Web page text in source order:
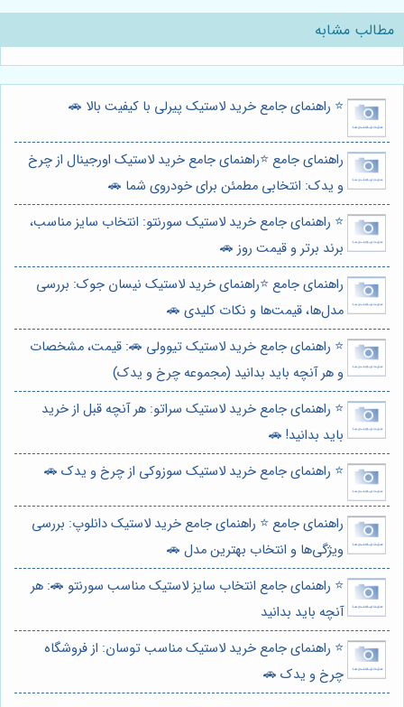
مطالب مشابه
⭐️ راهنمای جامع خرید لاستیک پیرلی با کیفیت بالا 🚗
راهنمای جامع ⭐️راهنمای جامع خرید لاستیک اورجینال از چرخ
و یدک: انتخابی مطمئن برای خودروی شما 🚗
⭐️ راهنمای جامع خرید لاستیک سورنتو: انتخاب سایز مناسب،
برند برتر و قیمت روز 🚗
راهنمای جامع ⭐️راهنمای خرید لاستیک نیسان جوک: بررسی
مدل‌ها، قیمت‌ها و نکات کلیدی 🚗
⭐️ راهنمای جامع خرید لاستیک تیوولی 🚗: قیمت، مشخصات
و هر آنچه باید بدانید (مجموعه چرخ و یدک)
⭐️ راهنمای جامع خرید لاستیک سراتو: هر آنچه قبل از خرید
باید بدانید! 🚗
⭐️ راهنمای جامع خرید لاستیک سوزوکی از چرخ و یدک 🚗
راهنمای جامع ⭐️ راهنمای جامع خرید لاستیک دانلوپ: بررسی
ویژگی‌ها و انتخاب بهترین مدل 🚗
⭐️ راهنمای جامع انتخاب سایز لاستیک مناسب سورنتو 🚗: هر
آنچه باید بدانید
⭐️ راهنمای جامع خرید لاستیک مناسب توسان: از فروشگاه
چرخ و یدک 🚗